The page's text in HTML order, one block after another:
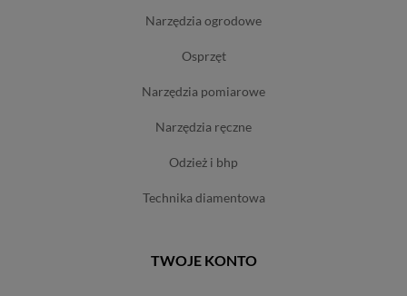
narzędzia ogrodowe
osprzęt
narzędzia pomiarowe
narzędzia ręczne
odzież i bhp
technika diamentowa
TWOJE KONTO